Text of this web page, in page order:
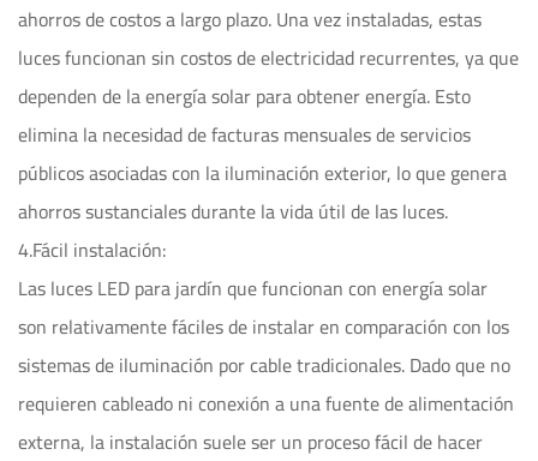
ahorros de costos a largo plazo. Una vez instaladas, estas
luces funcionan sin costos de electricidad recurrentes, ya que
dependen de la energía solar para obtener energía. Esto
elimina la necesidad de facturas mensuales de servicios
públicos asociadas con la iluminación exterior, lo que genera
ahorros sustanciales durante la vida útil de las luces.
4.Fácil instalación:
Las luces LED para jardín que funcionan con energía solar
son relativamente fáciles de instalar en comparación con los
sistemas de iluminación por cable tradicionales. Dado que no
requieren cableado ni conexión a una fuente de alimentación
externa, la instalación suele ser un proceso fácil de hacer